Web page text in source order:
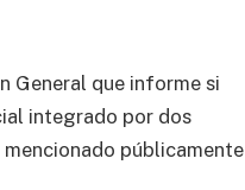
General que informe si
integrado por dos
públicamente